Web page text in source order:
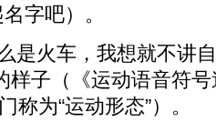
字吧）。
是火车，我想就不讲
样子（《运动语音符
为“运动形态”）。